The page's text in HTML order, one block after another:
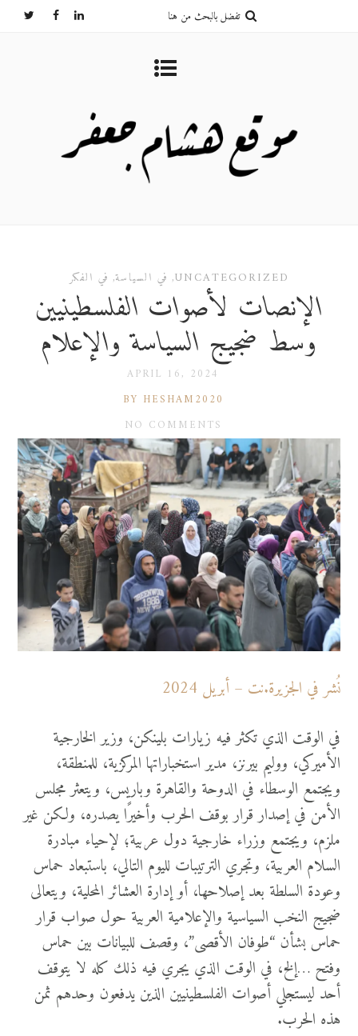
UNCATEGORIZED
, في السياسة, في الفكر
الإنصات لأصوات الفلسطينيين
وسط ضجيج السياسة والإعلام
APRIL 16, 2024
BY HESHAM2020
NO COMMENTS
نُشر في الجزيرة.نت – أبريل 2024
في الوقت الذي تكثر فيه زيارات بلينكن، وزير الخارجية
الأميركي، ووليم بيرنز، مدير استخباراتها المركزية، للمنطقة،
ويجتمع الوسطاء في الدوحة والقاهرة وباريس، ويتعثر مجلس
الأمن في إصدار قرار بوقف الحرب وأخيرًا يصدره، ولكن غير
ملزم، ويجتمع وزراء خارجية دول عربية؛ لإحياء مبادرة
السلام العربية، وتجري الترتيبات لليوم التالي، باستبعاد حماس
وعودة السلطة بعد إصلاحها، أو إدارة العشائر المحلية، ويتعالى
ضجيج النخب السياسية والإعلامية العربية حول صواب قرار
حماس بشأن “طوفان الأقصى”، وقصف للبيانات بين حماس
وفتح …إلخ، في الوقت الذي يجري فيه ذلك كله لا يتوقف
أحد ليستجلي أصوات الفلسطينيين الذين يدفعون وحدهم ثمن
هذه الحرب.